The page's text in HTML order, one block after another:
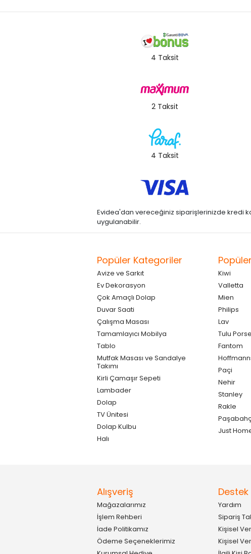
4 Taksit
2 Taksit
4 Taksit
Evidea'dan vereceğiniz siparişlerinizde kredi
uygulanabilir.
Popüler Kategoriler
Avize ve Sarkıt
Ev Dekorasyon
Çok Amaçlı Dolap
Duvar Saati
Çalışma Masası
Tamamlayıcı Mobilya
Tablo
Mutfak Masası ve Sandalye
Takımı
Kirli Çamaşır Sepeti
Lambader
Dolap
TV Ünitesi
Dolap Kulbu
Halı
Kiwi
Valletta
Mien
Philips
Lav
Tulu
Fantom
Paçi
Nehir
Stanley
Rakle
Just
Alışveriş
Mağazalarımız
İşlem Rehberi
İade Politikamız
Ödeme Seçeneklerimiz
Destek
Yardım
Sipariş
Kişisel
Kişisel